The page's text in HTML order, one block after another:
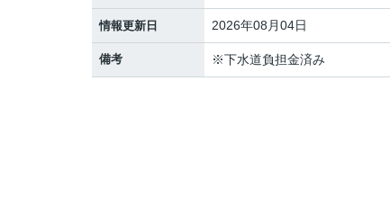
情報更新日 2026年08月04日
備考 ※下水道負担金済み